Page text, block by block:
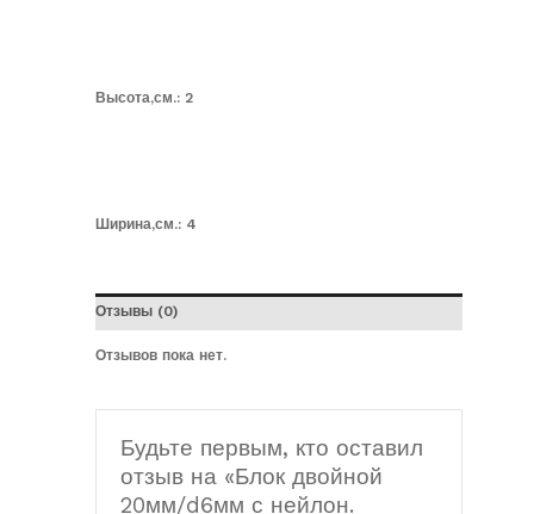
Высота,см.: 2
Ширина,см.: 4
Отзывы (0)
Отзывов пока нет.
Будьте первым, кто оставил
отзыв на «Блок двойной
20мм/d6мм с нейлон.